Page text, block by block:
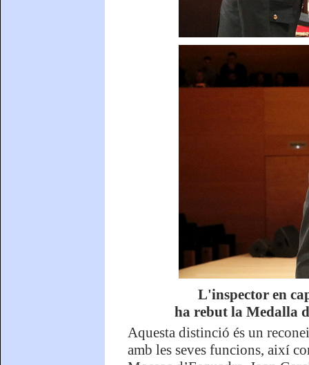
L'inspector en
ha rebut la Medalla
Aquesta distinció és un
amb les seves funcions, així